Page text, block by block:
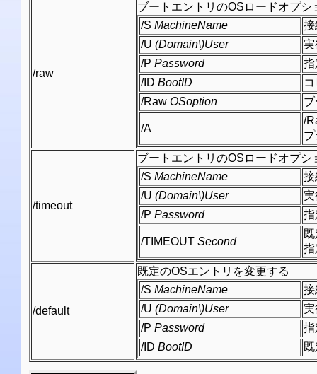
/raw
ブートエントリのOSロードオプシ
/S MachineName
接
/U (Domain\)User
実
/P Password
指
/ID BootID
/Raw OSoption
/A
/
/timeout
ブートエントリのOSロードオプシ
/S MachineName
接
/U (Domain\)User
実
/P Password 指
/TIMEOUT Second
指
/default
既定のOSエントリを変更する
/S MachineName
接
/U (Domain\)User
実
/P Password
指
/ID BootID